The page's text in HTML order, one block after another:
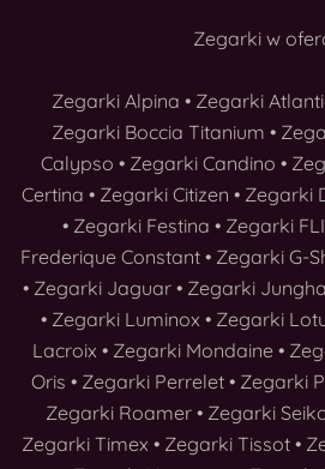
Zegarki w
Zegarki Alpina • Zegarki
Zegarki Boccia Titanium •
Calypso • Zegarki Candino •
Certina • Zegarki Citizen • Zegarki
• Zegarki Festina • Zegarki
Frederique Constant • Zegarki G-
• Zegarki Jaguar • Zegarki
• Zegarki Luminox • Zegarki
Lacroix • Zegarki Mondaine•
Oris • Zegarki Perrelet• Zegarki
Zegarki Roamer • Zegarki
Zegarki Timex • Zegarki Tissot •